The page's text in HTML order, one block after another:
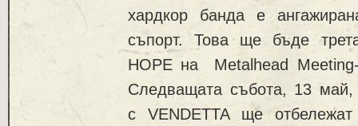
хардкор банда е
съпорт. Това ще бъде
HOPE на Metalhead
Следващата събота, 13 май,
с VENDETTA ще отбележат